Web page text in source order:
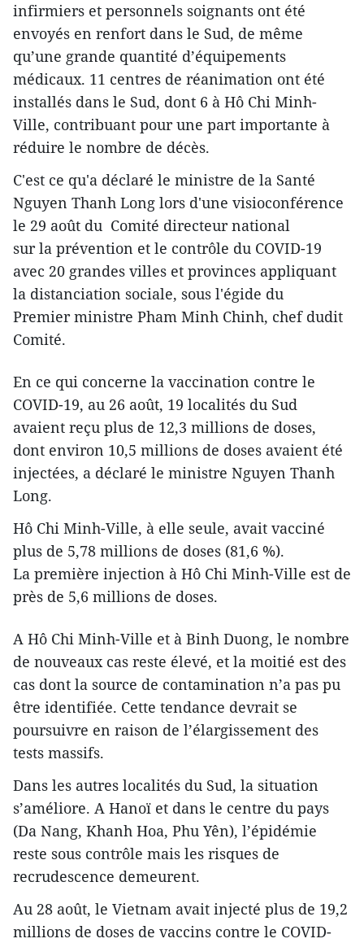
infirmiers et personnels soignants ont été
envoyés en renfort dans le Sud, de même
qu’une grande quantité d’équipements
médicaux. 11 centres de réanimation ont été
installés dans le Sud, dont 6 à Hô Chi Minh-
Ville, contribuant pour une part importante à
réduire le nombre de décès.
C'est ce qu'a déclaré le ministre de la Santé
Nguyen Thanh Long lors d'une visioconférence
le 29 août du Comité directeur national
sur la prévention et le contrôle du COVID-19
avec 20 grandes villes et provinces appliquant
la distanciation sociale, sous l'égide du
Premier ministre Pham Minh Chinh, chef dudit
Comité.
En ce qui concerne la vaccination contre le
COVID-19, au 26 août, 19 localités du Sud
avaient reçu plus de 12,3 millions de doses,
dont environ 10,5 millions de doses avaient été
injectées, a déclaré le ministre Nguyen Thanh
Long.
Hô Chi Minh-Ville, à elle seule, avait vacciné
plus de 5,78 millions de doses (81,6 %).
La première injection à Hô Chi Minh-Ville est de
près de 5,6 millions de doses.
A Hô Chi Minh-Ville et à Binh Duong, le nombre
de nouveaux cas reste élevé, et la moitié est des
cas dont la source de contamination n’a pas pu
être identifiée. Cette tendance devrait se
poursuivre en raison de l’élargissement des
tests massifs.
Dans les autres localités du Sud, la situation
s’améliore. A Hanoï et dans le centre du pays
(Da Nang, Khanh Hoa, Phu Yên), l’épidémie
reste sous contrôle mais les risques de
recrudescence demeurent.
Au 28 août, le Vietnam avait injecté plus de 19,2
millions de doses de vaccins contre le COVID-